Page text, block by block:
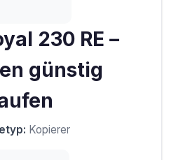
230 RE –
günstig
Kopierer